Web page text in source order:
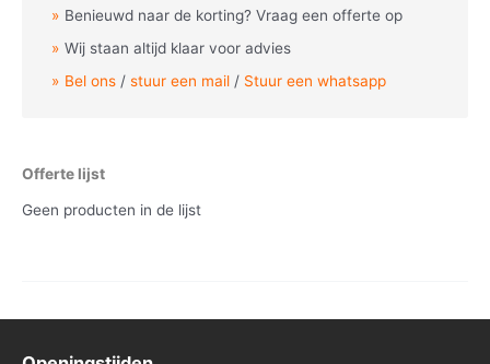
Benieuwd naar de korting? Vraag een offerte op
Wij staan altijd klaar voor advies
Bel ons /stuur een mail / Stuur een whatsapp
Offerte lijst
Geen producten in de lijst